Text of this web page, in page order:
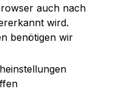
auch nach
wird.
benötigen wir